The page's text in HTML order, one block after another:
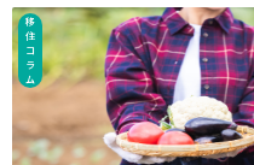
移
住
コ
ラ
ム